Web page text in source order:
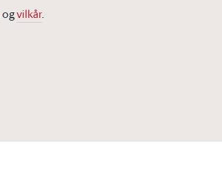
ogvilkår.